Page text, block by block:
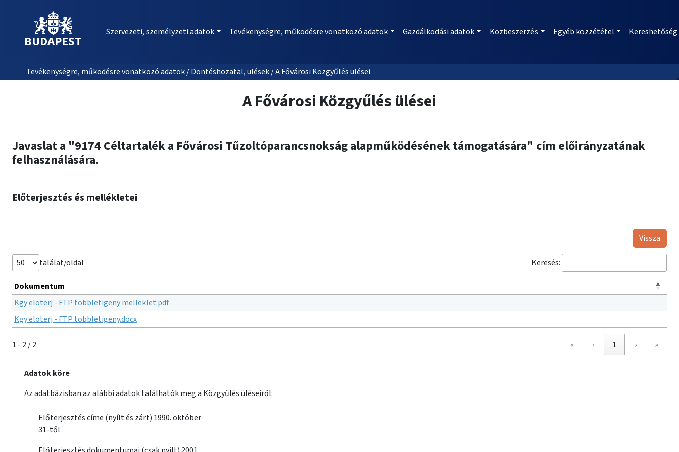
BUDAPEST
Szervezeti, személyzeti adatok Tevékenységre, működésre vonatkozó adatok Gazdálkodási adatok Közbeszerzés Egyéb közzététel Kereshetőség
Tevékenységre, működésre vonatkozó adatok / Döntéshozatal, ülések / A Fővárosi Közgyűlés ülései
A Fővárosi Közgyűlés ülései
Javaslat a "9174 Céltartalék a Fővárosi Tűzoltóparancsnokság alapműködésének támogatására" cím előirányzatának
felhasználására.
Előterjesztés és mellékletei
Vissza
találat/oldal Keresés:
Dokumentum
Kgy eloterj - FTP tobbletigeny melleklet.pdf
Kgy eloterj - FTP tobbletigeny.docx
1 - 2 / 2 « ‹ 1 › »
Adatok köre
Az adatbázisban az alábbi adatok találhatók meg a Közgyűlés üléseiről:
Előterjesztés címe (nyílt és zárt) 1990. október
31-től